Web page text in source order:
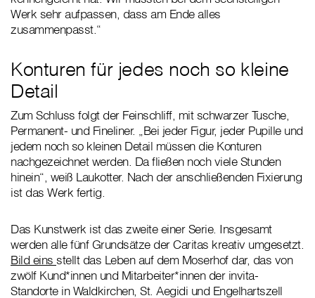
Werk sehr aufpassen, dass am Ende alles
zusammenpasst.“
Konturen für jedes noch so kleine
Detail
Zum Schluss folgt der Feinschliff, mit schwarzer Tusche,
Permanent- und Fineliner. „Bei jeder Figur, jeder Pupille und
jedem noch so kleinen Detail müssen die Konturen
nachgezeichnet werden. Da fließen noch viele Stunden
hinein“, weiß Laukotter. Nach der anschließenden Fixierung
ist das Werk fertig.
Das Kunstwerk ist das zweite einer Serie. Insgesamt
werden alle fünf Grundsätze der Caritas kreativ umgesetzt.
Bild eins stellt das Leben auf dem Moserhof dar, das von
zwölf Kund*innen und Mitarbeiter*innen der invita-
Standorte in Waldkirchen, St. Aegidi und Engelhartszell